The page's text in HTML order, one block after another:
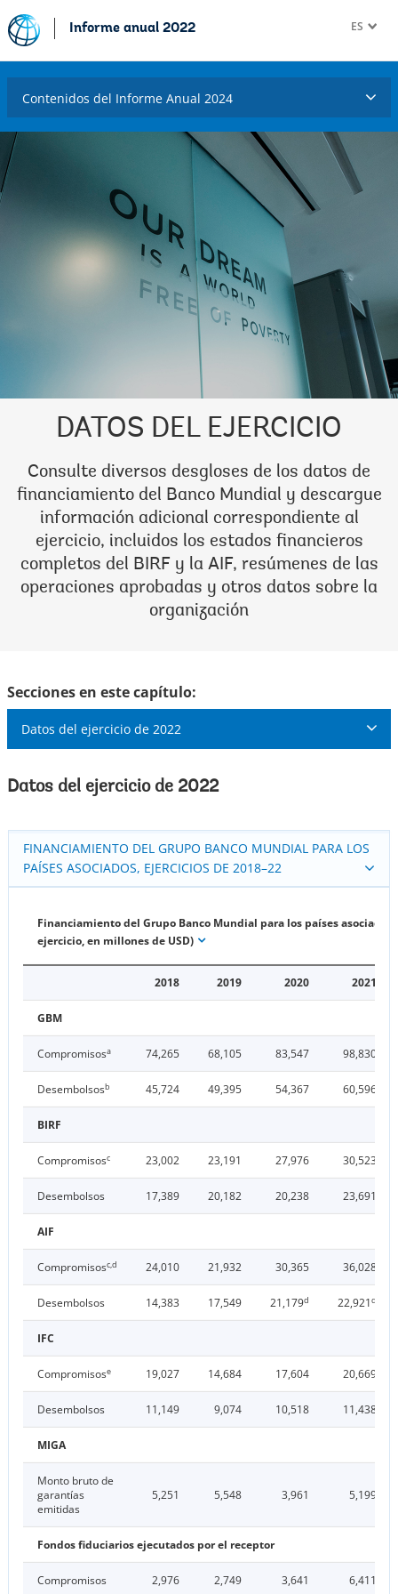
Informe anual 2022 ES
Contenidos del Informe Anual 2024
DATOS DEL EJERCICIO
Consulte diversos desgloses de los datos de
financiamiento del Banco Mundial y descargue
información adicional correspondiente al
ejercicio, incluidos los estados financieros
completos del BIRF y la AIF, resúmenes de las
operaciones aprobadas y otros datos sobre la
organización
Secciones en este capítulo:
Datos del ejercicio de 2022
Datos del ejercicio de 2022
FINANCIAMIENTO DEL GRUPO BANCO MUNDIAL PARA LOS
PAÍSES ASOCIADOS, EJERCICIOS DE 2018–22
Financiamiento del Grupo Banco Mundial para los países asociados
ejercicio, en millones de USD)
2018 2019 2020 2021
GBM
Compromisosa 74,265 68,105 83,547 98,830
Desembolsosb 45,724 49,395 54,367 60,596
BIRF
Compromisosc 23,002 23,191 27,976 30,523
Desembolsos 17,389 20,182 20,238 23,691
AIF
Compromisosc,d 24,010 21,932 30,365 36,028
Desembolsos 14,383 17,549 21,179d 22,921d
IFC
Compromisose 19,027 14,684 17,604 20,669
Desembolsos 11,149 9,074 10,518 11,438
MIGA
Monto bruto de
garantías
emitidas
5,251 5,548 3,961 5,199
Fondos fiduciarios ejecutados por el receptor
Compromisos 2,976 2,749 3,641 6,411